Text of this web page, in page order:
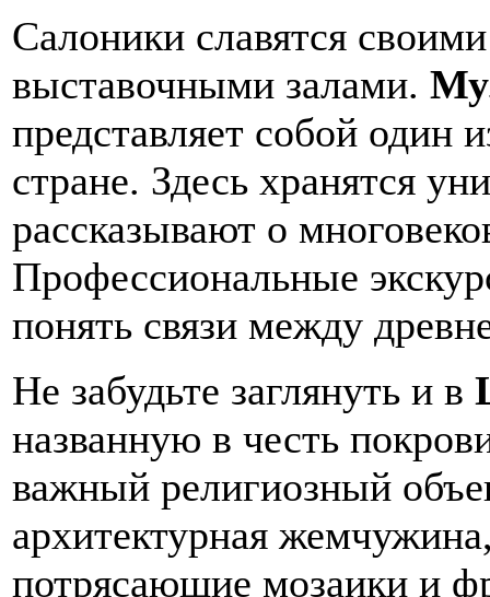
Салоники славятся
выставочными залами.
представляет собой один
стране. Здесь хранятся
рассказывают о
Профессиональные
понять связи между
Не забудьте заглянуть и в
названную в честь
важный религиозный
архитектурная
потрясающие мозаики и